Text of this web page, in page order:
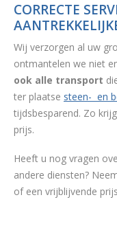
CORRECTE
Wij verzorgen al uw
ontmantelen we niet
ook alle transport
ter plaatse steen- en
tijdsbesparend. Zo
prijs.
Heeft u nog vragen
andere diensten?
of een vrijblijvende